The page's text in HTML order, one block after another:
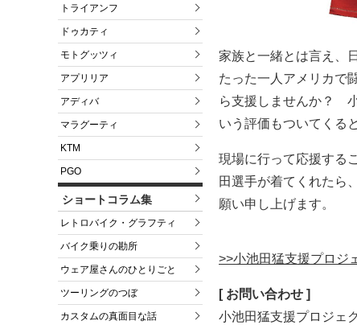
トライアンフ
ドゥカティ
モトグッツィ
アプリリア
アディバ
マラグーティ
KTM
PGO
ショートコラム集
レトロバイク・グラフティ
バイク乗りの勘所
ウェア屋さんのひとりごと
ツーリングのつぼ
カスタムの真面目な話
家族と一緒とは言え、
たった一人アメリカで
ら支援しませんか？
いう評価もついてくる
現場に行って応援する
田選手が着てくれたら
願い申し上げます。
>>小池田猛支援プロジ
[ お問い合わせ ]
小池田猛支援プロジェ